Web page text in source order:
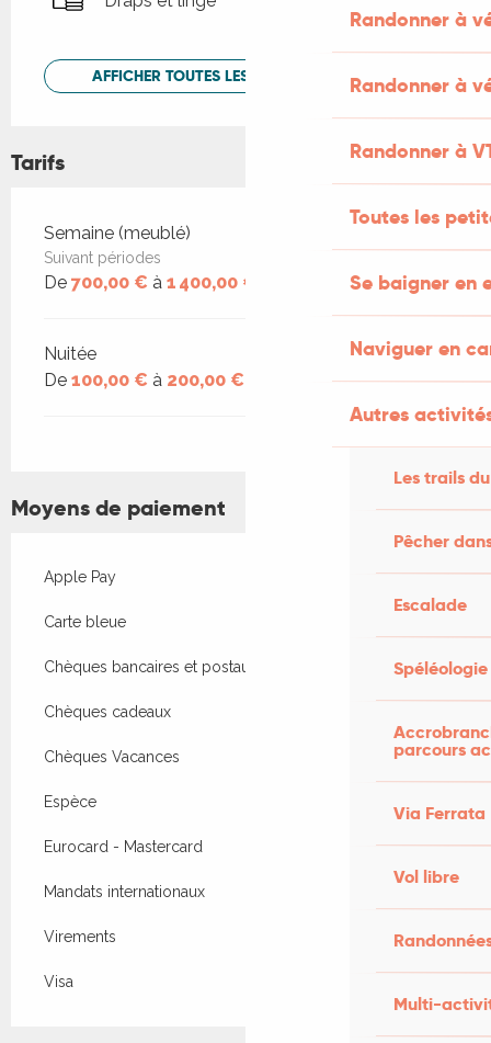
Randonner à
Randonner à
Randonner à
Toutes les
Se baigner en
Naviguer en
Autres
Les trails
Pêcher
Escalade
Spéléologie
parcours
Via Ferrata
Vol libre
Multi-
AFFICHER TOUTES LES PRESTATIONS
Tarifs
Tarifs 2026
Semaine (meublé)
Suivant périodes
De 700,00 € à 1 400,00 €
Nuitée
De 100,00 € à 200,00 €
Moyens de paiement
Apple Pay
Carte bleue
Chèques bancaires et postaux
Chèques cadeaux
Chèques Vacances
Espèce
Eurocard - Mastercard
Mandats internationaux
Virements
Visa